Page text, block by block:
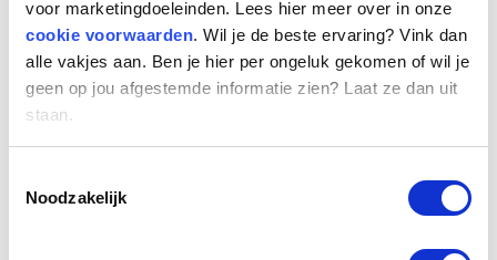
voor marketingdoeleinden. Lees hier meer over in onze
cookie voorwaarden. Wil je de beste ervaring? Vink dan
alle vakjes aan. Ben je hier per ongeluk gekomen of wil je
geen op jou afgestemde informatie zien? Laat ze dan uit
staan.
Noodzakelijk
werken aan uitdagende opdrachten, in allerlei
domeinen, met gelijke kansen voor iedereen”,
licht Donald De Keyser, Management
Controller bij Smals, toe.
Nu al publiceren een vijftigtal